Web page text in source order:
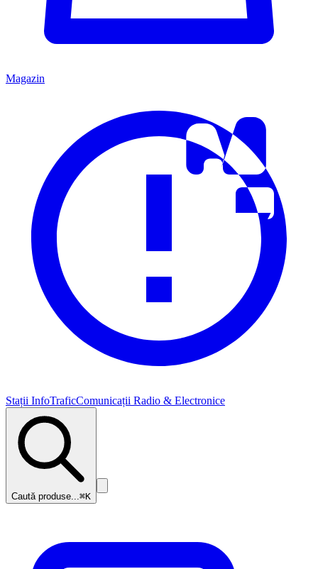
Magazin
Stații InfoTraficComunicații Radio & Electronice
Caută produse...⌘K